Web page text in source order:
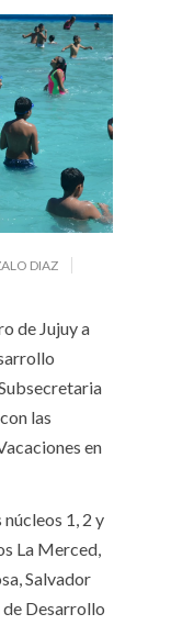
DIAZ
de Jujuy a
las
en
1, 2 y
La Merced,
Salvador
de Desarrollo